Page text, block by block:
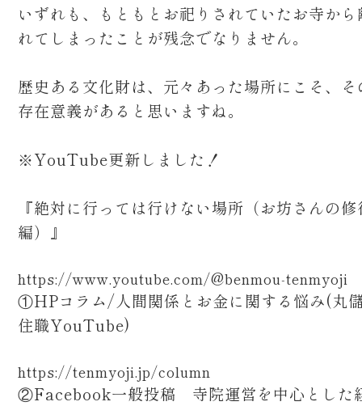
いずれも、もともとお祀りされていたお寺から
れてしまったことが残念でなりません。
歴史ある文化財は、元々あった場所にこそ、そ
存在意義があると思いますね。
※YouTube更新しました！
『絶対に行っては行けない場所（お坊さんの修
編）』
https://www.youtube.com/@benmou-tenmyoji
①HPコラム/人間関係とお金に関する悩み(丸
住職YouTube)
https://tenmyoji.jp/column
②Facebook一般投稿 寺院運営を中心とした